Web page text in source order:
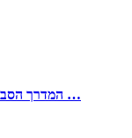
המדרך הסביבתי של דפוסי תזונה שונים, תפריט ים תיכוני מול …